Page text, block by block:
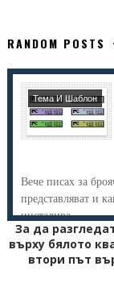
RANDOM POSTS
Тема И Шаблон
Вече писах за
представляват и
инсталира...
За да
върху бялото
втори път